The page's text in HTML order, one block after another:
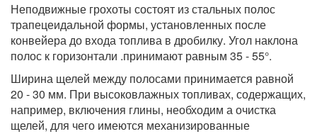
Неподвижные грохоты состоят из стальных полос
трапецеидальной формы, установленных после
конвейера до входа топлива в дробилку. Угол наклона
полос к горизонтали .принимают равным 35 - 55°.
Ширина щелей между полосами принимается равной
20 - 30 мм. При высоковлажных топливах, содержащих,
например, включения глины, необходим а очистка
щелей, для чего имеются механизированные